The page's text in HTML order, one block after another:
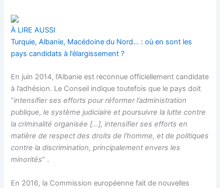
À LIRE AUSSI
Turquie, Albanie, Macédoine du Nord… : où en sont les
pays candidats à l’élargissement ?
En juin 2014, l’Albanie est reconnue officiellement candidate
à l’adhésion. Le Conseil indique toutefois que le pays doit
“intensifier ses efforts pour réformer l’administration
publique, le système judiciaire et poursuivre la lutte contre
la criminalité organisée […], intensifier ses efforts en
matière de respect des droits de l’homme, et de politiques
contre la discrimination, principalement envers les
minorités” .
En 2016, la Commission européenne fait de nouvelles